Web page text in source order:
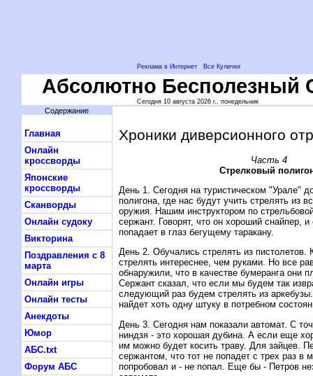
Реклама в Интернет Все Кулички
Абсолютно Бесполезный
Сегодня 10 августа 2026 г., понедельник
Содержание
Главная
Онлайн
кроссворды
Японские
кроссворды
Сканворды
Онлайн судоку
Викторина
Поздравления с 8
марта
Онлайн игры
Онлайн тесты
Анекдоты
Юмор
АБС.txt
Форум АБС
Хроники диверсионного
Часть 4
Стрелковый
День 1. Сегодня на туристическом "Урале"
полигона, где нас будут учить стрелять из
оружия. Hашим инструктором по
сержант. Говорят, что он хороший снайпер,
попадает в глаз бегущему таракану.
День 2. Обучались стрелять из пистолетов.
стрелять интереснее, чем руками. Hо все
обнаружили, что в качестве бумеранга они
Сержант сказал, что если мы будем так
следующий раз будем стрелять из
найдет хоть одну штуку в потребном
День 3. Сегодня нам показали автомат. С
ниндзя - это хорошая дубина. А если еще
им можно будет косить траву. Для зайцев.
сержантом, что тот не попадет с трех раз в
попробовал и - не попал. Еще бы - Петров